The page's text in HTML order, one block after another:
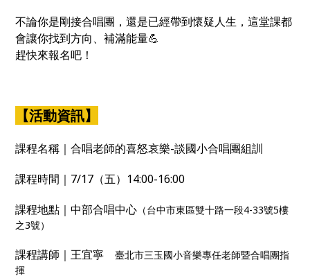
不論你是剛接合唱團，還是已經帶到懷疑人生，這堂課都
會讓你找到方向、補滿能量💪
趕快來報名吧！
【活動資訊】
課程名稱｜合唱老師的喜怒哀樂-談國小合唱團組訓
課程時間｜7/17（五）14:00-16:00
課程地點｜中部合唱中心 （台中市東區雙十路一段4-33號5樓
之3號）
課程講師｜王宜寧臺北市三玉國小音樂專任老師暨合唱團指
揮